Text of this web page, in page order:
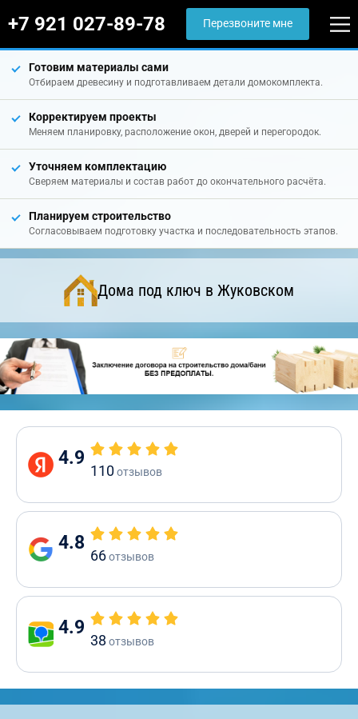
+7 921 027-89-78 Перезвоните мне
Готовим материалы сами
Отбираем древесину и подготавливаем детали домокомплекта.
Корректируем проекты
Меняем планировку, расположение окон, дверей и перегородок.
Уточняем комплектацию
Сверяем материалы и состав работ до окончательного расчёта.
Планируем строительство
Согласовываем подготовку участка и последовательность этапов.
Дома под ключ в Жуковском
4.9
110отзывов
4.8
66отзывов
4.9
38 отзывов